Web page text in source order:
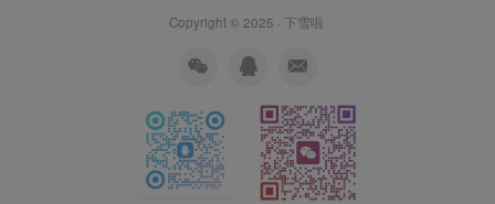
Copyright © 2025 · 下雪啦